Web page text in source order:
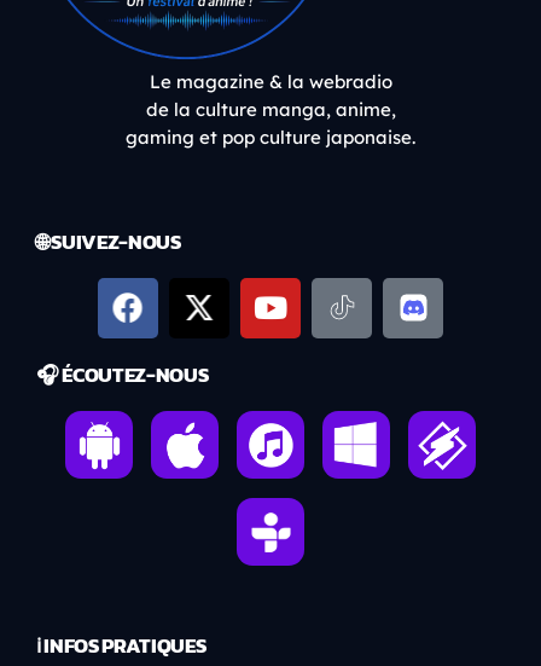
Le magazine & la webradio
de la culture manga, anime,
gaming et pop culture japonaise.
🌐 SUIVEZ-NOUS
🎧 ÉCOUTEZ-NOUS
ℹ️ INFOS PRATIQUES